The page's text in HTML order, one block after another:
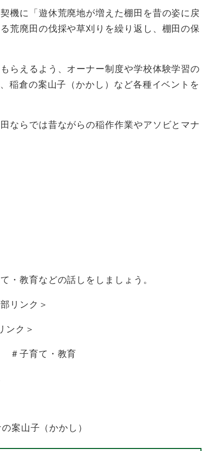
機に「遊休荒廃地が増えた棚田を昔の姿に戻
荒廃田の伐採や草刈りを繰り返し、棚田の保
らえるよう、オーナー制度や学校体験学習の
稲倉の案山子（かかし）など各種イベントを
ならでは昔ながらの稲作作業やアソビとマナ
・教育などの話しをしましょう。
リンク＞
ンク＞
＃子育て・教育
案山子（かかし）